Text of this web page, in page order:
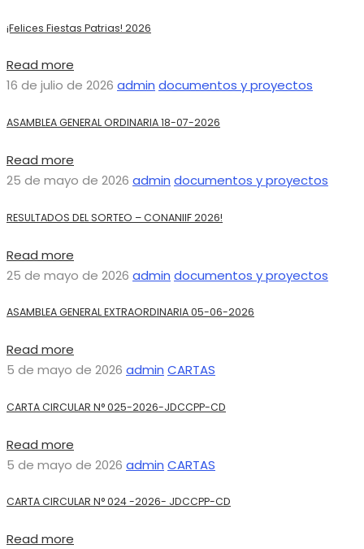
¡Felices Fiestas Patrias! 2026
Read more
16 de julio de 2026 admin documentos y proyectos
ASAMBLEA GENERAL ORDINARIA 18-07-2026
Read more
25 de mayo de 2026 admin documentos y proyectos
RESULTADOS DEL SORTEO – CONANIIF 2026!
Read more
25 de mayo de 2026 admin documentos y proyectos
ASAMBLEA GENERAL EXTRAORDINARIA 05-06-2026
Read more
5 de mayo de 2026 admin CARTAS
CARTA CIRCULAR N° 025-2026-JDCCPP-CD
Read more
5 de mayo de 2026 admin CARTAS
CARTA CIRCULAR N° 024 -2026- JDCCPP-CD
Read more